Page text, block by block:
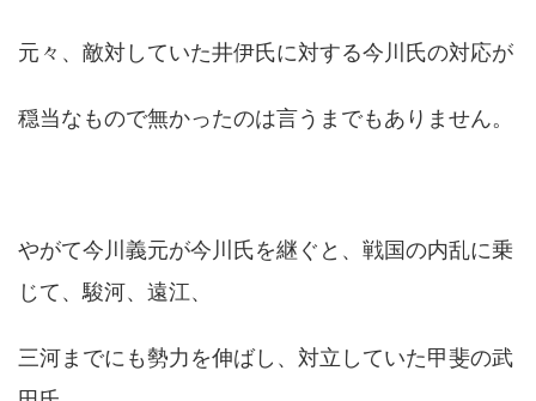
元々、敵対していた井伊氏に対する今川氏の対応が
穏当なもので無かったのは言うまでもありません。
やがて今川義元が今川氏を継ぐと、戦国の内乱に乗
じて、駿河、遠江、
三河までにも勢力を伸ばし、対立していた甲斐の武